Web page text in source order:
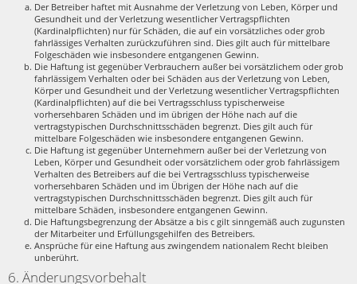
Der Betreiber haftet mit Ausnahme der Verletzung von Leben, Körper und
Gesundheit und der Verletzung wesentlicher Vertragspflichten
(Kardinalpflichten) nur für Schäden, die auf ein vorsätzliches oder grob
fahrlässiges Verhalten zurückzuführen sind. Dies gilt auch für mittelbare
Folgeschäden wie insbesondere entgangenen Gewinn.
Die Haftung ist gegenüber Verbrauchern außer bei vorsätzlichem oder grob
fahrlässigem Verhalten oder bei Schäden aus der Verletzung von Leben,
Körper und Gesundheit und der Verletzung wesentlicher Vertragspflichten
(Kardinalpflichten) auf die bei Vertragsschluss typischerweise
vorhersehbaren Schäden und im übrigen der Höhe nach auf die
vertragstypischen Durchschnittsschäden begrenzt. Dies gilt auch für
mittelbare Folgeschäden wie insbesondere entgangenen Gewinn.
Die Haftung ist gegenüber Unternehmern außer bei der Verletzung von
Leben, Körper und Gesundheit oder vorsätzlichem oder grob fahrlässigem
Verhalten des Betreibers auf die bei Vertragsschluss typischerweise
vorhersehbaren Schäden und im Übrigen der Höhe nach auf die
vertragstypischen Durchschnittsschäden begrenzt. Dies gilt auch für
mittelbare Schäden, insbesondere entgangenen Gewinn.
Die Haftungsbegrenzung der Absätze a bis c gilt sinngemäß auch zugunsten
der Mitarbeiter und Erfüllungsgehilfen des Betreibers.
Ansprüche für eine Haftung aus zwingendem nationalem Recht bleiben
unberührt.
6. Änderungsvorbehalt